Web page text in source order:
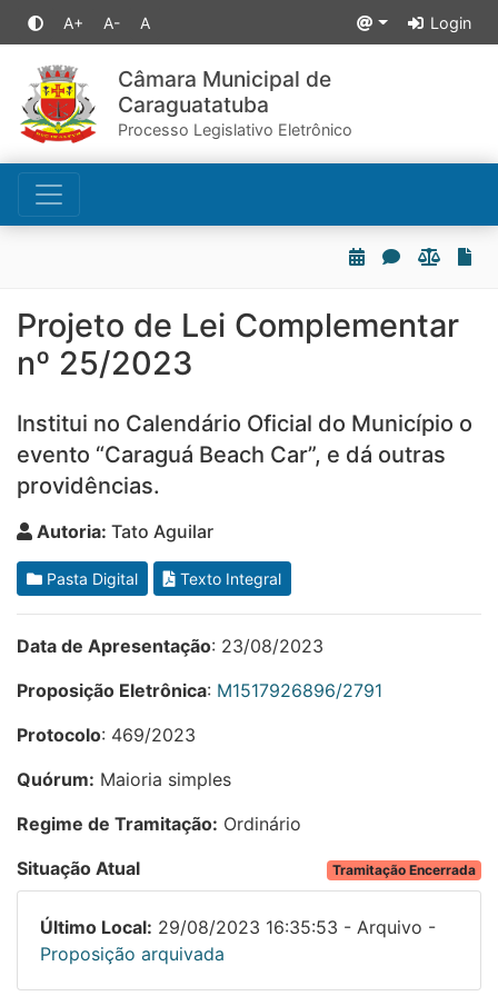
A+ A- A Login
Câmara Municipal de
Caraguatatuba
Processo Legislativo Eletrônico
Projeto de Lei Complementar
nº 25/2023
Institui no Calendário Oficial do Município o
evento “Caraguá Beach Car”, e dá outras
providências.
Autoria: Tato Aguilar
Pasta Digital Texto Integral
Data de Apresentação: 23/08/2023
Proposição Eletrônica: M1517926896/2791
Protocolo: 469/2023
Quórum: Maioria simples
Regime de Tramitação: Ordinário
Situação Atual
Tramitação Encerrada
Último Local: 29/08/2023 16:35:53 - Arquivo -
Proposição arquivada